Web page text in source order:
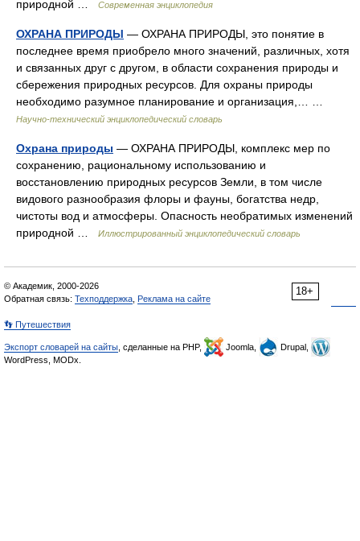
природной …
Современная энциклопедия
ОХРАНА ПРИРОДЫ — ОХРАНА ПРИРОДЫ, это понятие в
последнее время приобрело много значений, различных, хотя
и связанных друг с другом, в области сохранения природы и
сбережения природных ресурсов. Для охраны природы
необходимо разумное планирование и организация,… …
Научно-технический энциклопедический словарь
Охрана природы — ОХРАНА ПРИРОДЫ, комплекс мер по
сохранению, рациональному использованию и
восстановлению природных ресурсов Земли, в том числе
видового разнообразия флоры и фауны, богатства недр,
чистоты вод и атмосферы. Опасность необратимых изменений
природной …
Иллюстрированный энциклопедический словарь
18+
© Академик, 2000-2026
Обратная связь: Техподдержка Реклама на сайте
👣 Путешествия
Экспорт словарей на сайты , сделанные на PHP, Joomla,
Drupal,
WordPress, MODx.